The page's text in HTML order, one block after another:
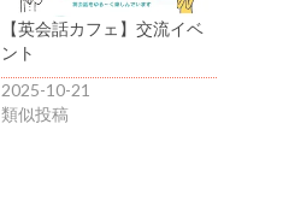
【英会話カフェ】交流イベ
ント
2025-10-21
類似投稿